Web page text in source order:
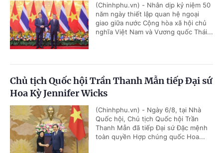
(Chinhphu.vn) - Nhân dịp kỷ niệm 50
năm ngày thiết lập quan hệ ngoại
giao giữa nước Cộng hòa xã hội chủ
nghĩa Việt Nam và Vương quốc Thái...
Chủ tịch Quốc hội Trần Thanh Mẫn tiếp Đại sứ
Hoa Kỳ Jennifer Wicks
(Chinhphu.vn) - Ngày 6/8, tại Nhà
Quốc hội, Chủ tịch Quốc hội Trần
Thanh Mẫn đã tiếp Đại sứ Đặc mệnh
toàn quyền Hợp chúng quốc Hoa...